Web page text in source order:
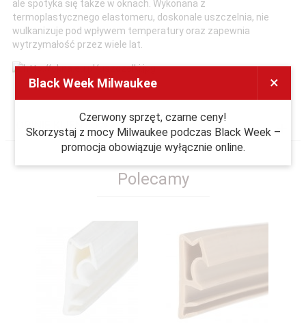
ale spotyka się także w oknach. Wykonana z
termoplastycznego elastomeru, doskonale uszczelnia, nie
wulkanizuje pod wpływem temperatury oraz zapewnia
wytrzymałość przez wiele lat.
OPINIE KLIENTÓW
Polecamy
×
Black Week Milwaukee
Czerwony sprzęt, czarne ceny!
Skorzystaj z mocy Milwaukee podczas Black Week –
promocja obowiązuje wyłącznie online.